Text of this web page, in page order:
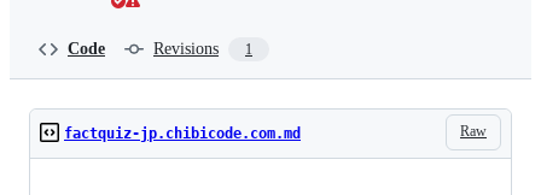
Code Revisions 1
Raw
factquiz-jp.chibicode.com.md